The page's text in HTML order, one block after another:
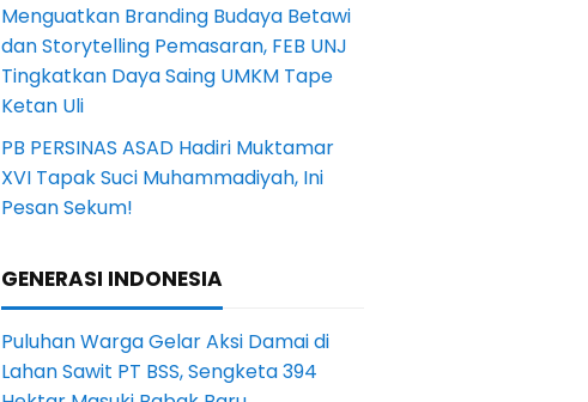
Menguatkan Branding Budaya Betawi
dan Storytelling Pemasaran, FEB UNJ
Tingkatkan Daya Saing UMKM Tape
Ketan Uli
PB PERSINAS ASAD Hadiri Muktamar
XVI Tapak Suci Muhammadiyah, Ini
Pesan Sekum!
GENERASI INDONESIA
Puluhan Warga Gelar Aksi Damai di
Lahan Sawit PT BSS, Sengketa 394